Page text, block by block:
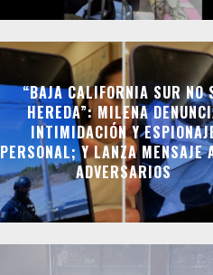
“BAJA CALIFORNIA SUR NO
HEREDA”: MILENA
INTIMIDACIÓN Y
PERSONAL; Y LANZA MENSAJE
ADVERSARIOS